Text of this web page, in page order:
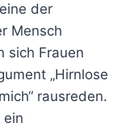
der
Mensch
sich Frauen
„Hirnlose
rausreden.
ein